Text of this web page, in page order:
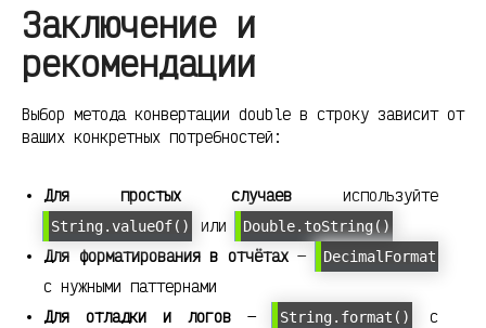
Заключение и
рекомендации
Выбор метода конвертации double в строку зависит от
ваших конкретных потребностей:
Для простых случаев используйте
String.valueOf() или Double.toString()
Для форматирования в отчётах— DecimalFormat
с нужными паттернами
Для отладки и логов — String.format()
с